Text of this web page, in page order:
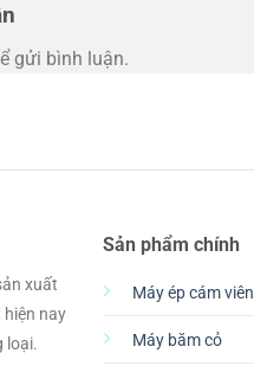
gửi bình luận.
xuất
nay
loại.
Sản phẩm chính
Máy ép cám viên
Máy băm cỏ